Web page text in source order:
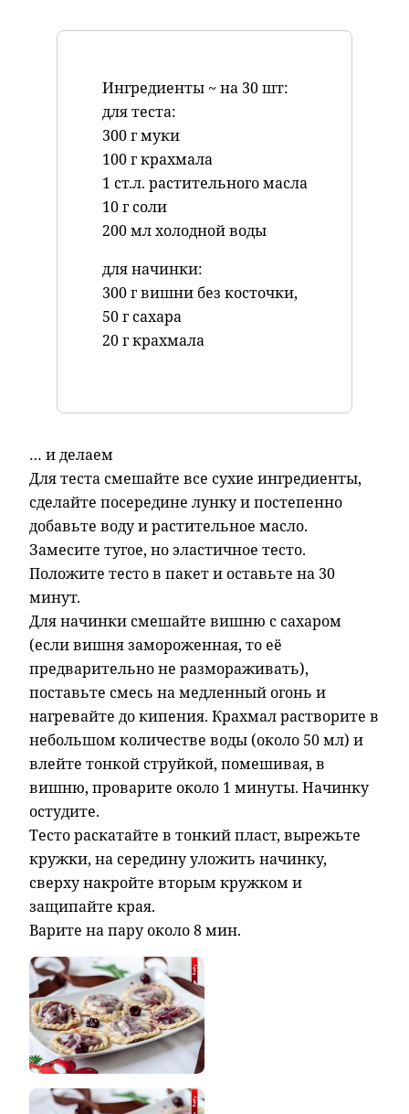
Ингредиенты ~ на 30 шт:
для теста:
300 г муки
100 г крахмала
1 ст.л. растительного масла
10 г соли
200 мл холодной воды
для начинки:
300 г вишни без косточки,
50 г сахара
20 г крахмала
… и делаем
Для теста смешайте все сухие ингредиенты,
сделайте посередине лунку и постепенно
добавьте воду и растительное масло.
Замесите тугое, но эластичное тесто.
Положите тесто в пакет и оставьте на 30
минут.
Для начинки смешайте вишню с сахаром
(если вишня замороженная, то её
предварительно не размораживать),
поставьте смесь на медленный огонь и
нагревайте до кипения. Крахмал растворите в
небольшом количестве воды (около 50 мл) и
влейте тонкой струйкой, помешивая, в
вишню, проварите около 1 минуты. Начинку
остудите.
Тесто раскатайте в тонкий пласт, вырежьте
кружки, на середину уложить начинку,
сверху накройте вторым кружком и
защипайте края.
Варите на пару около 8 мин.